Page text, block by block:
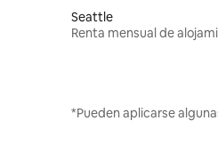
Seattle
*Pueden aplicarse